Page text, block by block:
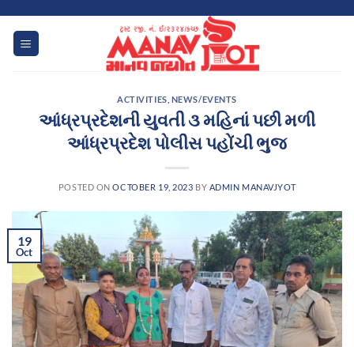
content
ACTIVITIES NEWS/EVENTS
આંધ્રપ્રદેશની યુવતી ૩ મહિનાં પછી મળી
આંધ્રપ્રદેશ પોલીસ પહોંચી ભુજ
POSTED ONOCTOBER 19, 2023 BY ADMIN MANAVJYOT
19
Oct